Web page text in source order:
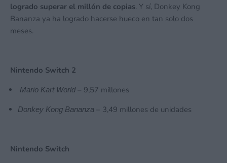
logrado superar el millón de copias. Y sí, Donkey Kong
Bananza ya ha logrado hacerse hueco en tan solo dos
meses.
Nintendo Switch 2
Mario Kart World– 9,57 millones
Donkey Kong Bananza – 3,49 millones de unidades
Nintendo Switch